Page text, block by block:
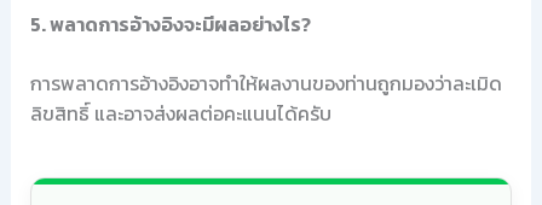
5. พลาดการอ้างอิงจะมีผลอย่างไร?
การพลาดการอ้างอิงอาจทำให้ผลงานของท่านถูกมองว่าละเมิด
ลิขสิทธิ์ และอาจส่งผลต่อคะแนนได้ครับ